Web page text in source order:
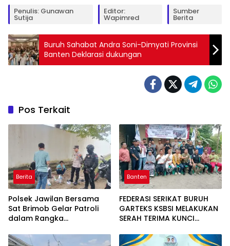
Penulis: Gunawan
Sutija
Editor:
Wapimred
Sumber
Berita
Buruh Sahabat Andra Soni-Dimyati Provinsi
Banten Deklarasi dukungan
Pos Terkait
Berita
Polsek Jawilan Bersama
Sat Brimob Gelar Patroli
dalam Rangka
Premanisme
Banten
FEDERASI SERIKAT BURUH
GARTEKS KSBSI MELAKUKAN
SERAH TERIMA KUNCI
KOPER KECAMATAN